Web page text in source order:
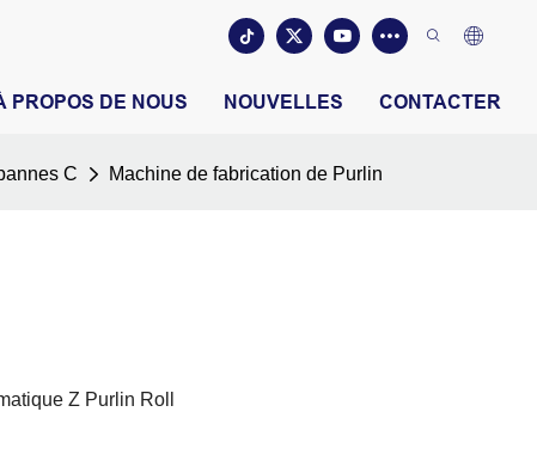
PROPOS DE NOUS NOUVELLES CONTACTER
C Machine de fabrication de Purlin
Z Purlin Roll